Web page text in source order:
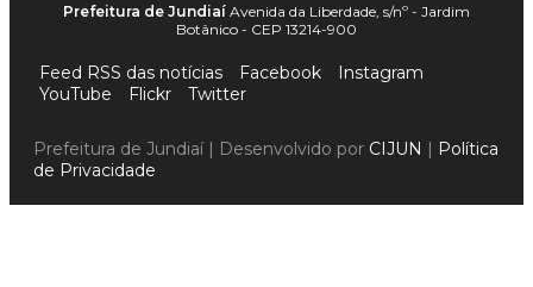
Prefeitura de Jundiaí Avenida da Liberdade, s/nº - Jardim
Botânico - CEP 13214-900
Feed RSS das notícias Facebook
Instagram
YouTube
Flickr Twitter
Prefeitura de Jundiaí | Desenvolvido por CIJUN | Política
de Privacidade